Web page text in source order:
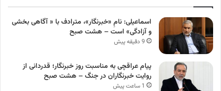
اسماعیلی: نامِ «خبرنگار»، مترادف با « آگاهی بخشی
و آزادگی» است – هشت صبح
9 دقیقه پیش
پیام عراقچی به مناسبت روز خبرنگار؛ قدردانی از
روایت خبرنگاران در جنگ – هشت صبح
1 ساعت پیش